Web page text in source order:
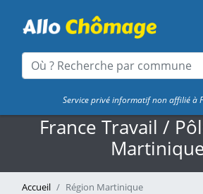
Service privé informatif non affilié à
France Travail /
Accueil Région Martinique